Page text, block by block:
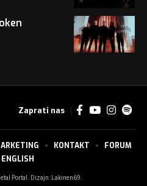
Zaprati nas
Portal. Dizajn: Lakinen69.
KONTAKT
FORUM
ENGLISH